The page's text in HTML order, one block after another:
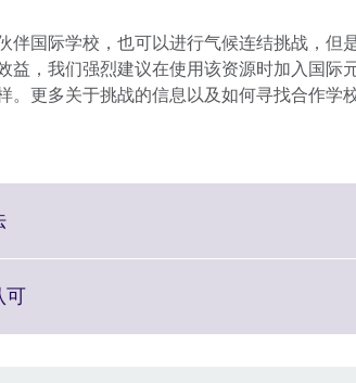
伴国际学校，也可以进行气候连结挑战，但
益，我们强烈建议在使用该资源时加入国际
。更多关于挑战的信息以及如何寻找合作学
Click
More
可Click